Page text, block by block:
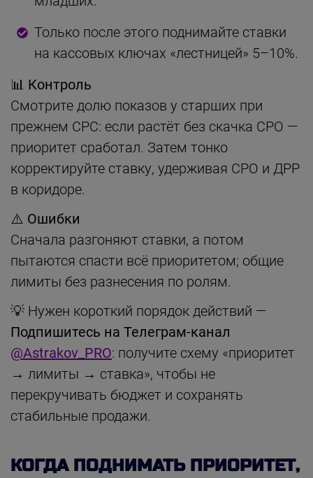
Только после этого поднимайте ставки
на кассовых ключах «лестницей» 5–10%.
📊 Контроль
Смотрите долю показов у старших при
прежнем CPC: если растёт без скачка CPO —
приоритет сработал. Затем тонко
корректируйте ставку, удерживая CPO и ДРР
в коридоре.
⚠️ Ошибки
Сначала разгоняют ставки, а потом
пытаются спасти всё приоритетом; общие
лимиты без разнесения по ролям.
💡 Нужен короткий порядок действий —
Подпишитесь на Телеграм-канал
@Astrakov_PRO: получите схему «приоритет
→ лимиты → ставка», чтобы не
перекручивать бюджет и сохранять
стабильные продажи.
КОГДА ПОДНИМАТЬ ПРИОРИТЕТ,